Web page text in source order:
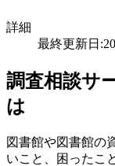
詳細
最終更新日
調査相談サ
は
図書館や図書館の
いこと、困ったこ